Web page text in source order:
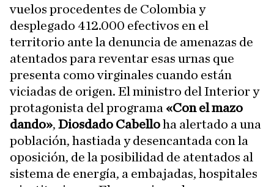
vuelos procedentes de Colombia y
desplegado 412.000 efectivos en el
territorio ante la denuncia de amenazas de
atentados para reventar esas urnas que
presenta como virginales cuando están
viciadas de origen. El ministro del Interior y
protagonista del programa «Con el mazo
dando», Diosdado Cabelloha alertado a una
población, hastiada y desencantada con la
oposición, de la posibilidad de atentados al
sistema de energía, a embajadas, hospitales